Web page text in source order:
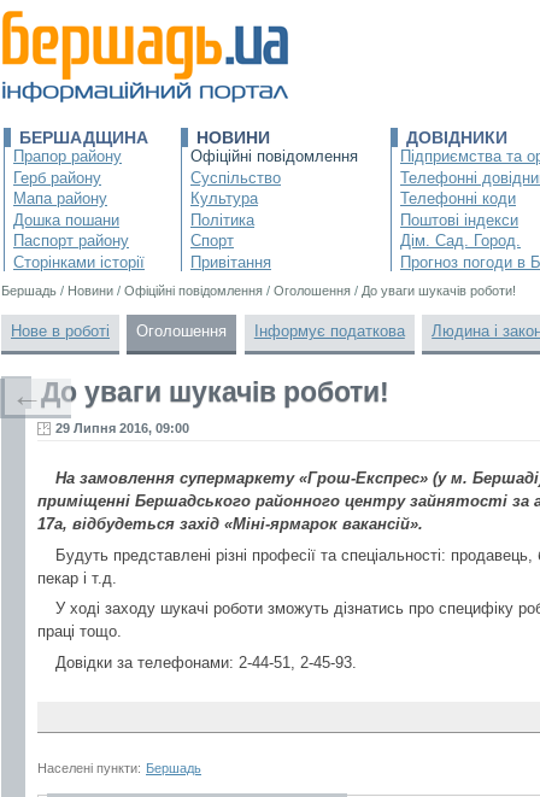
БЕРШАДЩИНА
Прапор району
Герб району
Мапа району
Дошка пошани
Паспорт району
Сторінками історії
НОВИНИ
Офіційні повідомлення
Суспільство
Культура
Політика
Спорт
Привітання
ДОВІДНИКИ
Підприємства та
Телефонні
Телефонні коди
Поштові індекси
Дім. Сад. Город.
Прогноз погоди в
Бершадь / Новини / Офіційні повідомлення / Оголошення / До уваги шукачів роботи!
Нове в роботі Оголошення Інформує податкова Людина і
До уваги шукачів роботи!
29 Липня 2016, 09:00
На замовлення супермаркету «Грош-Експрес» (у м.
приміщенні Бершадського районного центру зайнятості
17а, відбудеться захід «Міні-ярмарок вакансій».
Будуть представлені різні професії та спеціальності: продавець,
пекар і т.д.
У ході заходу шукачі роботи зможуть дізнатись про специфіку
праці тощо.
Довідки за телефонами: 2-44-51, 2-45-93.
Населені пункти: Бершадь
←